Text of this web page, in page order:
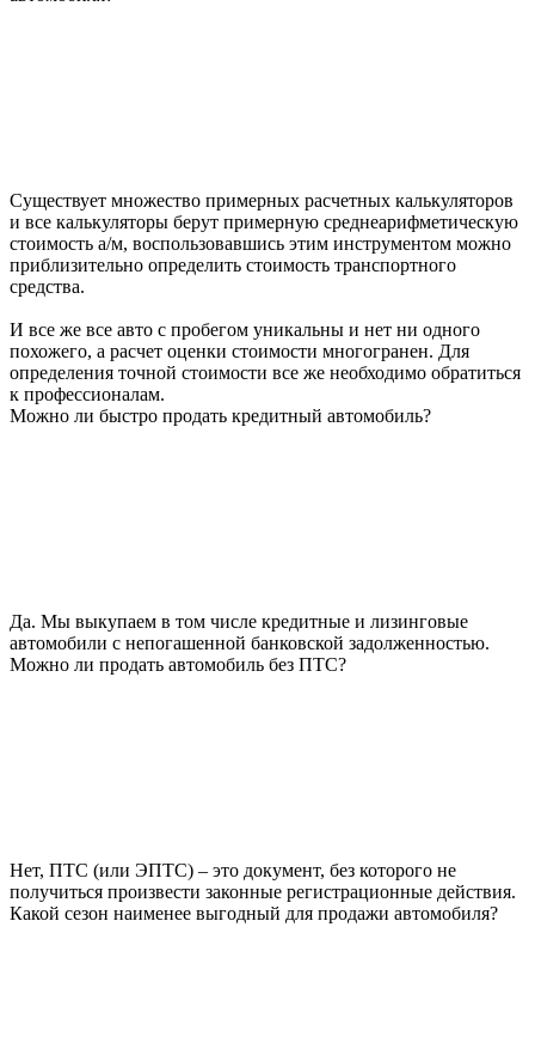
Существует множество примерных расчетных калькуляторов
и все калькуляторы берут примерную среднеарифметическую
стоимость а/м, воспользовавшись этим инструментом можно
приблизительно определить стоимость транспортного
средства.
И все же все авто с пробегом уникальны и нет ни одного
похожего, а расчет оценки стоимости многогранен. Для
определения точной стоимости все же необходимо обратиться
к профессионалам.
Можно ли быстро продать кредитный автомобиль?
Да. Мы выкупаем в том числе кредитные и лизинговые
автомобили с непогашенной банковской задолженностью.
Можно ли продать автомобиль без ПТС?
Нет, ПТС (или ЭПТС) – это документ, без которого не
получиться произвести законные регистрационные действия.
Какой сезон наименее выгодный для продажи автомобиля?